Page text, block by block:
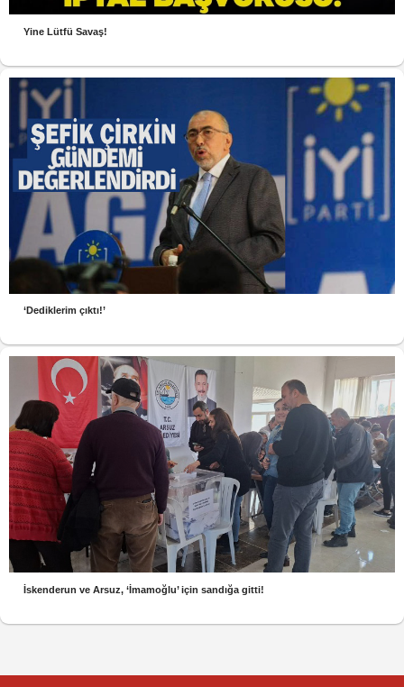
Yine Lütfü Savaş!
‘Dediklerim çıktı!’
İskenderun ve Arsuz, ‘İmamoğlu’ için sandığa gitti!